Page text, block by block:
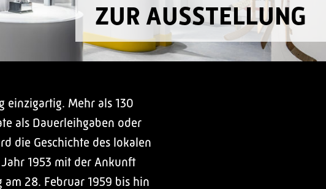
ZUR AUSSTELLUNG
einzigartig. Mehr als 130
als Dauerleihgaben oder
die Geschichte des lokalen
1953 mit der Ankunft
28. Februar 1959 bis hin